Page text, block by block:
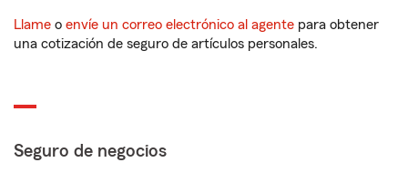
Llame o envíe un correo electrónico al agente para obtener
una cotización de seguro de artículos personales.
Seguro de negocios